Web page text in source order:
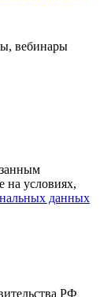
вебинары
на условиях,
данных
РФ